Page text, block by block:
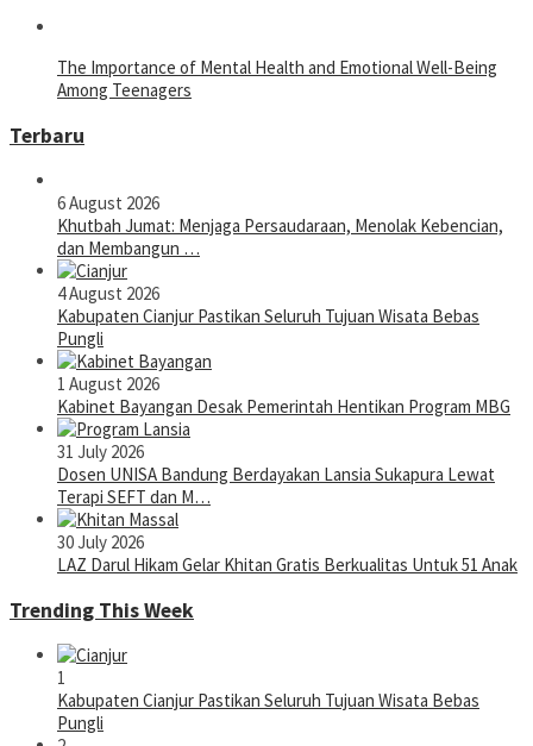
The Importance of Mental Health and Emotional Well-Being
Among Teenagers
Terbaru
6 August 2026
Khutbah Jumat: Menjaga Persaudaraan, Menolak Kebencian,
dan Membangun …
4 August 2026
Kabupaten Cianjur Pastikan Seluruh Tujuan Wisata Bebas
Pungli
1 August 2026
Kabinet Bayangan Desak Pemerintah Hentikan Program MBG
31 July 2026
Dosen UNISA Bandung Berdayakan Lansia Sukapura Lewat
Terapi SEFT dan M…
30 July 2026
LAZ Darul Hikam Gelar Khitan Gratis Berkualitas Untuk 51 Anak
Trending This Week
1
Kabupaten Cianjur Pastikan Seluruh Tujuan Wisata Bebas
Pungli